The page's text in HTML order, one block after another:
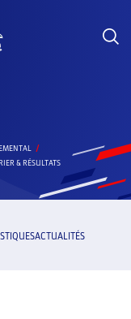
& RÉSULTATS
ACTUALITÉS